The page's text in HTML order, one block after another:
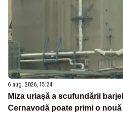
6 aug. 2026, 15:24
Miza uriașă a scufundării
Cernavodă poate primi o